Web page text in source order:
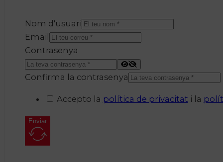
Nom d'usuari
Email
Contrasenya
Confirma la contrasenya
Accepto la política de privacitat i la
Enviar